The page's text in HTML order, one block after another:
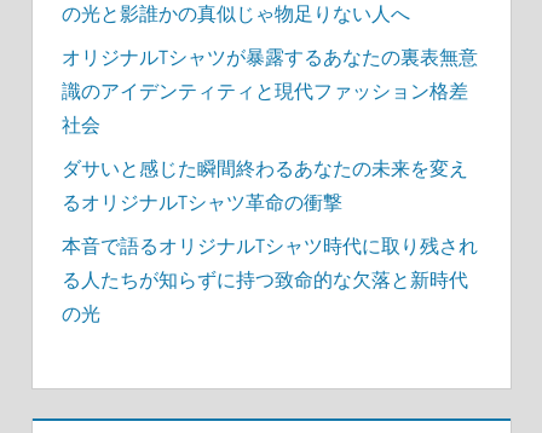
の光と影誰かの真似じゃ物足りない人へ
オリジナルTシャツが暴露するあなたの裏表無意
識のアイデンティティと現代ファッション格差
社会
ダサいと感じた瞬間終わるあなたの未来を変え
るオリジナルTシャツ革命の衝撃
本音で語るオリジナルTシャツ時代に取り残され
る人たちが知らずに持つ致命的な欠落と新時代
の光